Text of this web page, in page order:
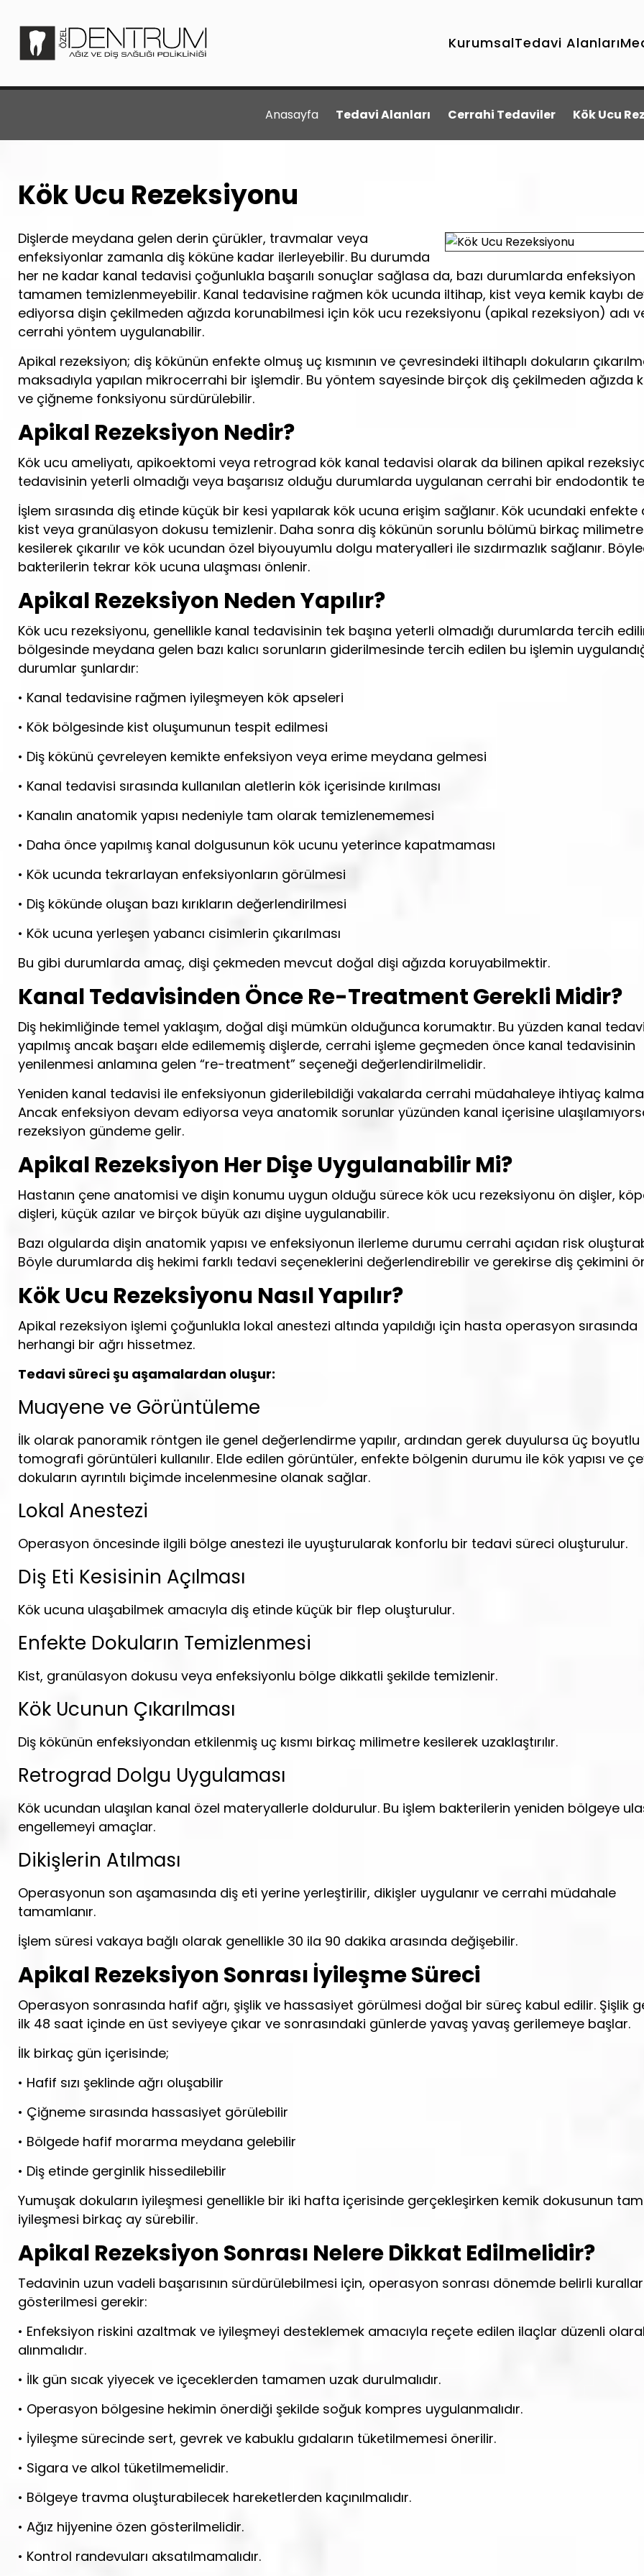
KurumsalTedavi Alanları
Anasayfa Tedavi Alanları Cerrahi Tedaviler Kök Ucu
Kök Ucu Rezeksiyonu
Dişlerde meydana gelen derin çürükler, travmalar veya
enfeksiyonlar zamanla diş köküne kadar ilerleyebilir. Bu durumda
her ne kadar kanal tedavisi çoğunlukla başarılı sonuçlar sağlasa da, bazı durumlarda enfeksiyon
tamamen temizlenmeyebilir. Kanal tedavisine rağmen kök ucunda iltihap, kist veya kemik kaybı
ediyorsa dişin çekilmeden ağızda korunabilmesi için kök ucu rezeksiyonu (apikal rezeksiyon) adı
cerrahi yöntem uygulanabilir.
Apikal rezeksiyon; diş kökünün enfekte olmuş uç kısmının ve çevresindeki iltihaplı dokuların
maksadıyla yapılan mikrocerrahi bir işlemdir. Bu yöntem sayesinde birçok diş çekilmeden ağızda
ve çiğneme fonksiyonu sürdürülebilir.
Apikal Rezeksiyon Nedir?
Kök ucu ameliyatı, apikoektomi veya retrograd kök kanal tedavisi olarak da bilinen apikal
tedavisinin yeterli olmadığı veya başarısız olduğu durumlarda uygulanan cerrahi bir endodontik
İşlem sırasında diş etinde küçük bir kesi yapılarak kök ucuna erişim sağlanır. Kök ucundaki enfekte
kist veya granülasyon dokusu temizlenir. Daha sonra diş kökünün sorunlu bölümü birkaç milimetre
kesilerek çıkarılır ve kök ucundan özel biyouyumlu dolgu materyalleri ile sızdırmazlık sağlanır.
bakterilerin tekrar kök ucuna ulaşması önlenir.
Apikal Rezeksiyon Neden Yapılır?
Kök ucu rezeksiyonu, genellikle kanal tedavisinin tek başına yeterli olmadığı durumlarda tercih
bölgesinde meydana gelen bazı kalıcı sorunların giderilmesinde tercih edilen bu işlemin
durumlar şunlardır:
• Kanal tedavisine rağmen iyileşmeyen kök apseleri
• Kök bölgesinde kist oluşumunun tespit edilmesi
• Diş kökünü çevreleyen kemikte enfeksiyon veya erime meydana gelmesi
• Kanal tedavisi sırasında kullanılan aletlerin kök içerisinde kırılması
• Kanalın anatomik yapısı nedeniyle tam olarak temizlenememesi
• Daha önce yapılmış kanal dolgusunun kök ucunu yeterince kapatmaması
• Kök ucunda tekrarlayan enfeksiyonların görülmesi
• Diş kökünde oluşan bazı kırıkların değerlendirilmesi
• Kök ucuna yerleşen yabancı cisimlerin çıkarılması
Bu gibi durumlarda amaç, dişi çekmeden mevcut doğal dişi ağızda koruyabilmektir.
Kanal Tedavisinden Önce Re-Treatment Gerekli Midir?
Diş hekimliğinde temel yaklaşım, doğal dişi mümkün olduğunca korumaktır. Bu yüzden kanal
yapılmış ancak başarı elde edilememiş dişlerde, cerrahi işleme geçmeden önce kanal tedavisinin
yenilenmesi anlamına gelen “re-treatment” seçeneği değerlendirilmelidir.
Yeniden kanal tedavisi ile enfeksiyonun giderilebildiği vakalarda cerrahi müdahaleye ihtiyaç
Ancak enfeksiyon devam ediyorsa veya anatomik sorunlar yüzünden kanal içerisine
rezeksiyon gündeme gelir.
Apikal Rezeksiyon Her Dişe Uygulanabilir Mi?
Hastanın çene anatomisi ve dişin konumu uygun olduğu sürece kök ucu rezeksiyonu ön dişler,
dişleri, küçük azılar ve birçok büyük azı dişine uygulanabilir.
Bazı olgularda dişin anatomik yapısı ve enfeksiyonun ilerleme durumu cerrahi açıdan risk
Böyle durumlarda diş hekimi farklı tedavi seçeneklerini değerlendirebilir ve gerekirse diş çekimini
Kök Ucu Rezeksiyonu Nasıl Yapılır?
Apikal rezeksiyon işlemi çoğunlukla lokal anestezi altında yapıldığı için hasta operasyon sırasında
herhangi bir ağrı hissetmez.
Tedavi süreci şu aşamalardan oluşur:
Muayene ve Görüntüleme
İlk olarak panoramik röntgen ile genel değerlendirme yapılır, ardından gerek duyulursa üç boyutlu
tomografi görüntüleri kullanılır. Elde edilen görüntüler, enfekte bölgenin durumu ile kök yapısı ve
dokuların ayrıntılı biçimde incelenmesine olanak sağlar.
Lokal Anestezi
Operasyon öncesinde ilgili bölge anestezi ile uyuşturularak konforlu bir tedavi süreci oluşturulur.
Diş Eti Kesisinin Açılması
Kök ucuna ulaşabilmek amacıyla diş etinde küçük bir flep oluşturulur.
Enfekte Dokuların Temizlenmesi
Kist, granülasyon dokusu veya enfeksiyonlu bölge dikkatli şekilde temizlenir.
Kök Ucunun Çıkarılması
Diş kökünün enfeksiyondan etkilenmiş uç kısmı birkaç milimetre kesilerek uzaklaştırılır.
Retrograd Dolgu Uygulaması
Kök ucundan ulaşılan kanal özel materyallerle doldurulur. Bu işlem bakterilerin yeniden bölgeye
engellemeyi amaçlar.
Dikişlerin Atılması
Operasyonun son aşamasında diş eti yerine yerleştirilir, dikişler uygulanır ve cerrahi müdahale
tamamlanır.
İşlem süresi vakaya bağlı olarak genellikle 30 ila 90 dakika arasında değişebilir.
Apikal Rezeksiyon Sonrası İyileşme Süreci
Operasyon sonrasında hafif ağrı, şişlik ve hassasiyet görülmesi doğal bir süreç kabul edilir. Şişlik
ilk 48 saat içinde en üst seviyeye çıkar ve sonrasındaki günlerde yavaş yavaş gerilemeye başlar.
İlk birkaç gün içerisinde;
• Hafif sızı şeklinde ağrı oluşabilir
• Çiğneme sırasında hassasiyet görülebilir
• Bölgede hafif morarma meydana gelebilir
• Diş etinde gerginlik hissedilebilir
Yumuşak dokuların iyileşmesi genellikle bir iki hafta içerisinde gerçekleşirken kemik dokusunun
iyileşmesi birkaç ay sürebilir.
Apikal Rezeksiyon Sonrası Nelere Dikkat Edilmelidir?
Tedavinin uzun vadeli başarısının sürdürülebilmesi için, operasyon sonrası dönemde belirli
gösterilmesi gerekir:
• Enfeksiyon riskini azaltmak ve iyileşmeyi desteklemek amacıyla reçete edilen ilaçlar düzenli
alınmalıdır.
• İlk gün sıcak yiyecek ve içeceklerden tamamen uzak durulmalıdır.
• Operasyon bölgesine hekimin önerdiği şekilde soğuk kompres uygulanmalıdır.
• İyileşme sürecinde sert, gevrek ve kabuklu gıdaların tüketilmemesi önerilir.
• Sigara ve alkol tüketilmemelidir.
• Bölgeye travma oluşturabilecek hareketlerden kaçınılmalıdır.
• Ağız hijyenine özen gösterilmelidir.
• Kontrol randevuları aksatılmamalıdır.